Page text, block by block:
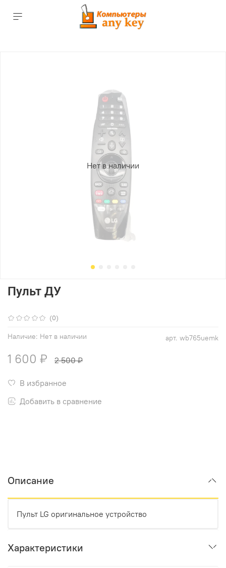
Нет в наличии
(0)
арт. wb765uemk
Наличие: Нет в наличии
Пульт ДУ
1 600 ₽ 2 500 ₽
В избранное
Добавить в сравнение
Описание
Пульт LG оригинальное устройство
Характеристики